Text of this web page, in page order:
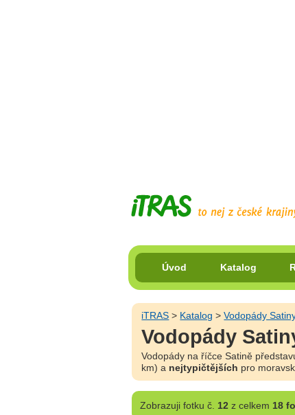
Úvod Katalog
iTRAS > Katalog >Vodopády
Vodopády
Vodopády na říčce Satině
km) a nejtypičtějších pro
Zobrazujifotku č. 12 z celkem 18